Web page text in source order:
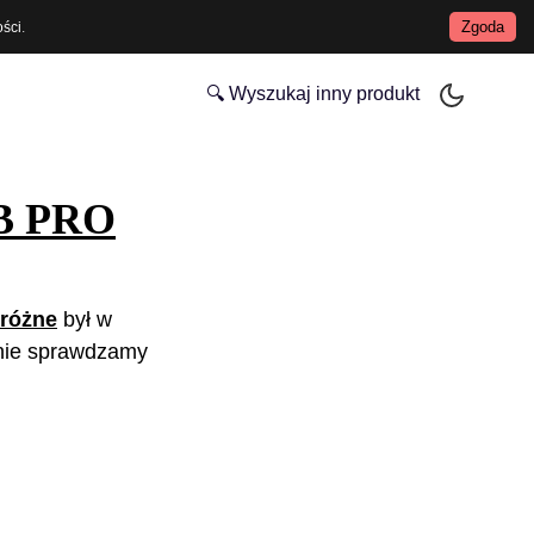
Zgoda
🔍 Wyszukaj inny produkt
PRO
był w
sprawdzamy